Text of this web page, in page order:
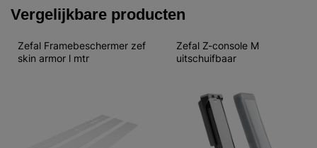
Vergelijkbare producten
Zefal Framebeschermer zef
skin armor l mtr
Zefal Z-console M
uitschuifbaar